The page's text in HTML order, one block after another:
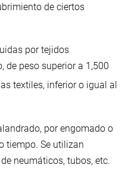
de ciertos
por tejidos
de peso superior a 1,500
textiles, inferior o igual al
por engomado o
tiempo. Se utilizan
neumáticos, tubos, etc.